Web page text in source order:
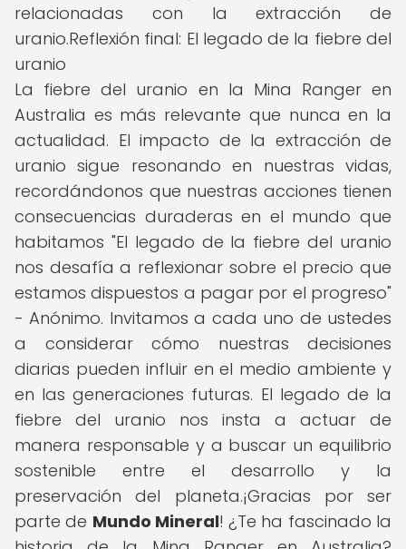
relacionadas con la extracción de
uranio.Reflexión final: El legado de la fiebre del
uranio
La fiebre del uranio en la Mina Ranger en
Australia es más relevante que nunca en la
actualidad. El impacto de la extracción de
uranio sigue resonando en nuestras vidas,
recordándonos que nuestras acciones tienen
consecuencias duraderas en el mundo que
habitamos "El legado de la fiebre del uranio
nos desafía a reflexionar sobre el precio que
estamos dispuestos a pagar por el progreso"
- Anónimo. Invitamos a cada uno de ustedes
a considerar cómo nuestras decisiones
diarias pueden influir en el medio ambiente y
en las generaciones futuras. El legado de la
fiebre del uranio nos insta a actuar de
manera responsable y a buscar un equilibrio
sostenible entre el desarrollo y la
preservación del planeta.¡Gracias por ser
parte de Mundo Mineral! ¿Te ha fascinado la